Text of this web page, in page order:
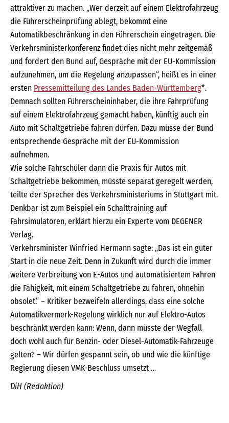
attraktiver zu machen. „Wer derzeit auf einem Elektrofahrzeug
die Führerscheinprüfung ablegt, bekommt eine
Automatikbeschränkung in den Führerschein eingetragen. Die
Verkehrsministerkonferenz findet dies nicht mehr zeitgemäß
und fordert den Bund auf, Gespräche mit der EU-Kommission
aufzunehmen, um die Regelung anzupassen“, heißt es in einer
ersten Pressemitteilung des Landes Baden-Württemberg*.
Demnach sollten Führerscheininhaber, die ihre Fahrprüfung
auf einem Elektrofahrzeug gemacht haben, künftig auch ein
Auto mit Schaltgetriebe fahren dürfen. Dazu müsse der Bund
entsprechende Gespräche mit der EU-Kommission
aufnehmen.
Wie solche Fahrschüler dann die Praxis für Autos mit
Schaltgetriebe bekommen, müsste separat geregelt werden,
teilte der Sprecher des Verkehrsministeriums in Stuttgart mit.
Denkbar ist zum Beispiel ein Schalttraining auf
Fahrsimulatoren, erklärt hierzu ein Experte vom DEGENER
Verlag.
Verkehrsminister Winfried Hermann sagte: „Das ist ein guter
Start in die neue Zeit. Denn in Zukunft wird durch die immer
weitere Verbreitung von E-Autos und automatisiertem Fahren
die Fähigkeit, mit einem Schaltgetriebe zu fahren, ohnehin
obsolet.“ – Kritiker bezweifeln allerdings, dass eine solche
Automatikvermerk-Regelung wirklich nur auf Elektro-Autos
beschränkt werden kann: Wenn, dann müsste der Wegfall
doch wohl auch für Benzin- oder Diesel-Automatik-Fahrzeuge
gelten? – Wir dürfen gespannt sein, ob und wie die künftige
Regierung diesen VMK-Beschluss umsetzt …
DiH (Redaktion)